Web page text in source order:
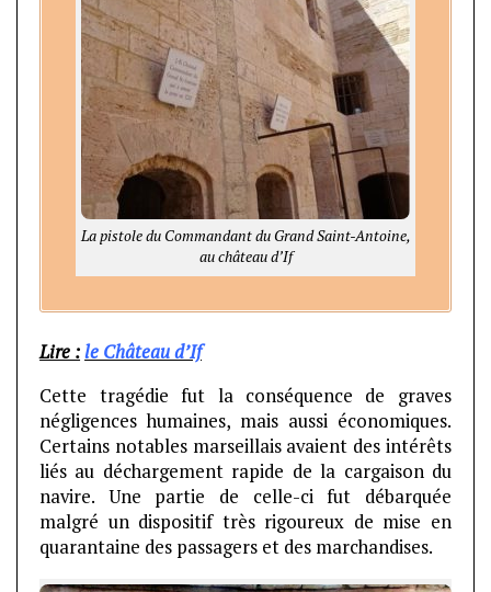
La pistole du Commandant du Grand Saint-Antoine,
au château d’If
Lire :le Château d’If
Cette tragédie fut la conséquence de graves
négligences humaines, mais aussi économiques.
Certains notables marseillais avaient des intérêts
liés au déchargement rapide de la cargaison du
navire. Une partie de celle-ci fut débarquée
malgré un dispositif très rigoureux de mise en
quarantaine des passagers et des marchandises.